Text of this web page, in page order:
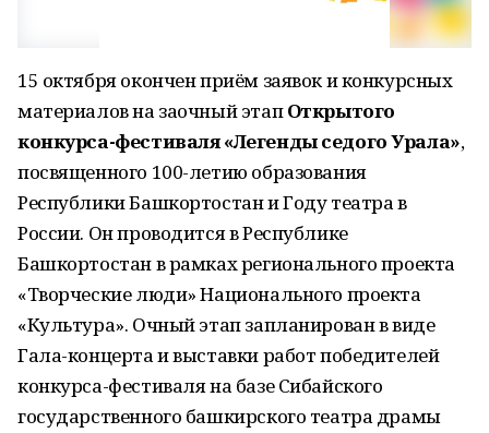
15 октября окончен приём заявок и конкурсных
материалов на заочный этапОткрытого
конкурса-фестиваля «Легенды седого Урала»,
посвященного 100-летию образования
Республики Башкортостан и Году театра в
России. Он проводится в Республике
Башкортостан в рамках регионального проекта
«Творческие люди» Национального проекта
«Культура». Очный этап запланирован в виде
Гала-концерта и выставки работ победителей
конкурса-фестиваля на базе Сибайского
государственного башкирского театра драмы